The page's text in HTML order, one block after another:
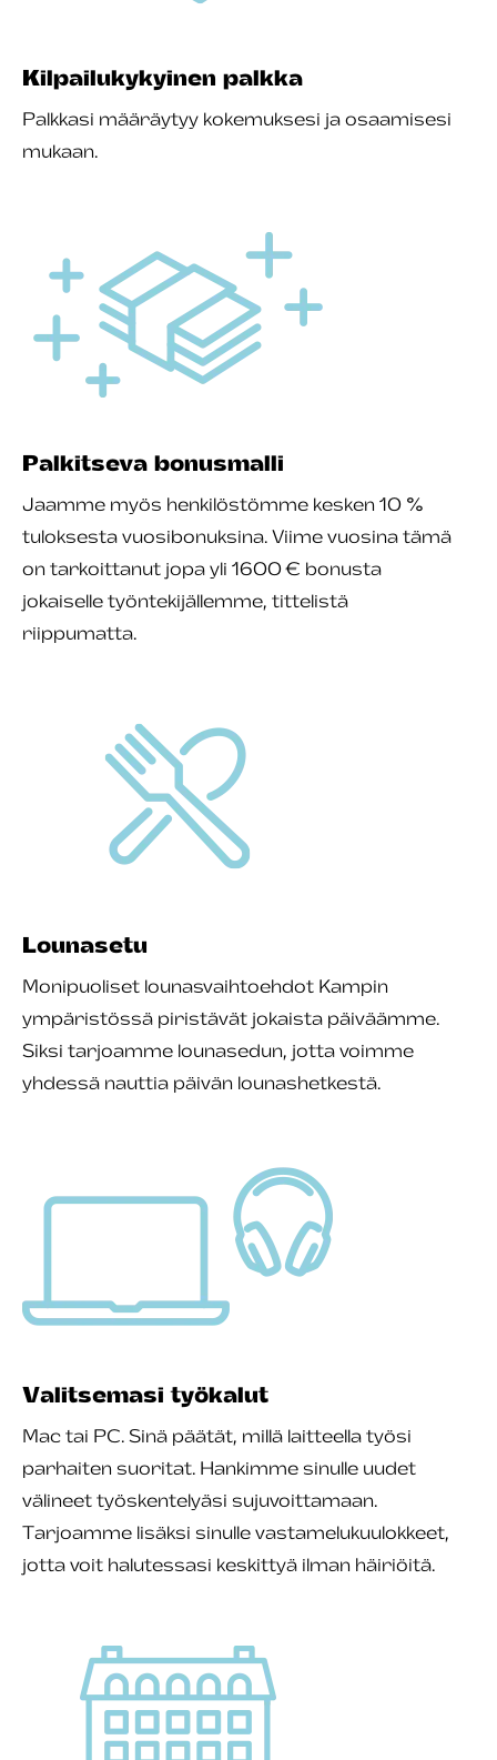
Kilpailukykyinen palkka
Palkkasi määräytyy kokemuksesi ja osaamisesi
mukaan.
Palkitseva bonusmalli
Jaamme myös henkilöstömme kesken 10 %
tuloksesta vuosibonuksina. Viime vuosina tämä
on tarkoittanut jopa yli 1600 € bonusta
jokaiselle työntekijällemme, tittelistä
riippumatta.
Lounasetu
Monipuoliset lounasvaihtoehdot Kampin
ympäristössä piristävät jokaista päiväämme.
Siksi tarjoamme lounasedun, jotta voimme
yhdessä nauttia päivän lounashetkestä.
Valitsemasi työkalut
Mac tai PC. Sinä päätät, millä laitteella työsi
parhaiten suoritat. Hankimme sinulle uudet
välineet työskentelyäsi sujuvoittamaan.
Tarjoamme lisäksi sinulle vastamelukuulokkeet,
jotta voit halutessasi keskittyä ilman häiriöitä.